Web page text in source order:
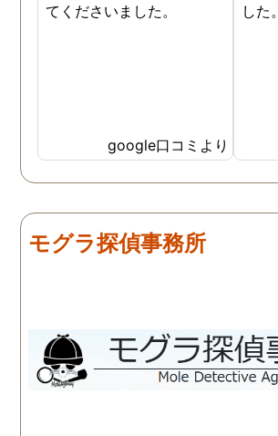
てくださいました。
google口コミより
した。
モグラ探偵事務所